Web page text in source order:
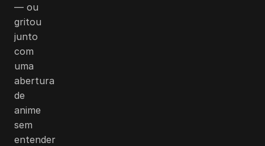
— ou
gritou
junto
com
uma
abertura
de
anime
sem
entender